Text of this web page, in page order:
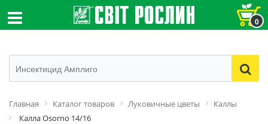
0
Главная Каталог товаров Луковичные цветы
Каллы
Калла Osorno 14/16